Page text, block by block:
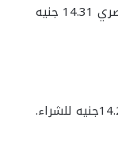
سعر الريال السعودي في البنك الأهلي المصري 14.31 جنيه